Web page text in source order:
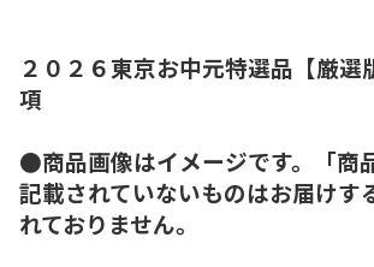
２０２６東京お中元特選品【厳
項
●商品画像はイメージです。「商
記載されていないものはお届けす
れておりません。